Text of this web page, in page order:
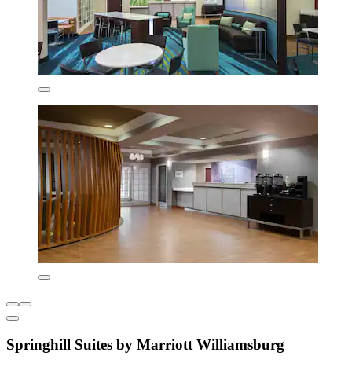
Springhill Suites by Marriott Williamsburg